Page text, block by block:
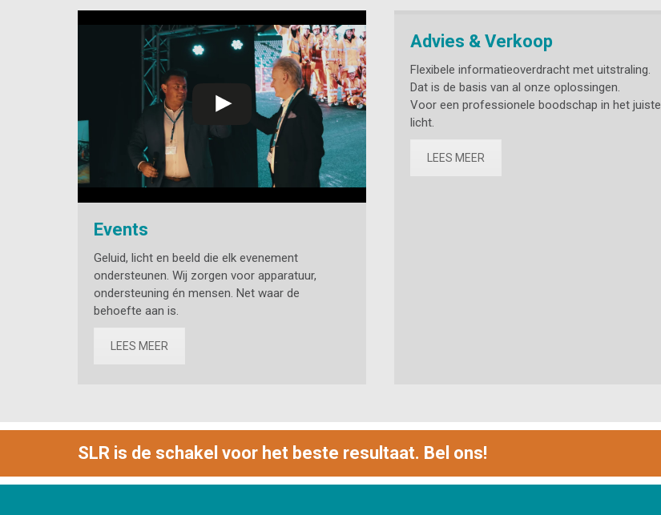
Events
Geluid, licht en beeld die elk evenement
ondersteunen. Wij zorgen voor apparatuur,
ondersteuning én mensen. Net waar de
behoefte aan is.
LEES MEER
Advies & Verkoop
Flexibele informatieoverdracht met uitstraling.
Dat is de basis van al onze oplossingen.
Voor een professionele boodschap in het juiste
licht.
LEES MEER
SLR is de schakel voor het beste resultaat. Bel ons!